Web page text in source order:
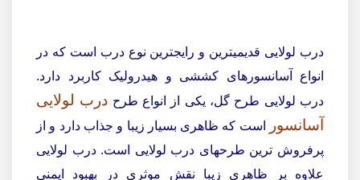
درب لولایی قدیمیترین و رایجترین نوع درب است که در
انواع آسانسورهای کششی و هیدرولیک کاربرد دارد.
درب لولایی طرح گل، یکی از انواع طرح درب لولایی
آسانسور
است که ظاهری بسیار زیبا و جذاب دارد و از
پرفروش ترین طرحهای درب لولایی است. درب لولایی
علاوه بر ظاهری زیبا نقش موثری در بهبود ایمنی